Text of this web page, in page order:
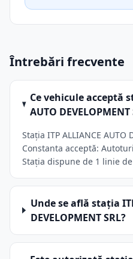
Întrebări frecvente
Ce vehicule acceptă
AUTO DEVELOPMENT
Stația ITP ALLIANCE AUTO
Constanta acceptă:
Stația dispune de 1 linie
Unde se află stația
DEVELOPMENT SRL?